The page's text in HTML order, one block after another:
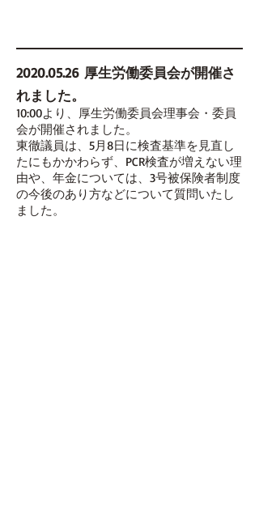
2020.05.26 厚生労働委員会が開催さ
れました。
10:00より、厚生労働委員会理事会・委員
会が開催されました。
東徹議員は、5月8日に検査基準を見直し
たにもかかわらず、PCR検査が増えない理
由や、年金については、3号被保険者制度
の今後のあり方などについて質問いたし
ました。